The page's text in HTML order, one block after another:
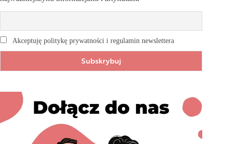
Akceptuję politykę prywatności i regulamin newslettera